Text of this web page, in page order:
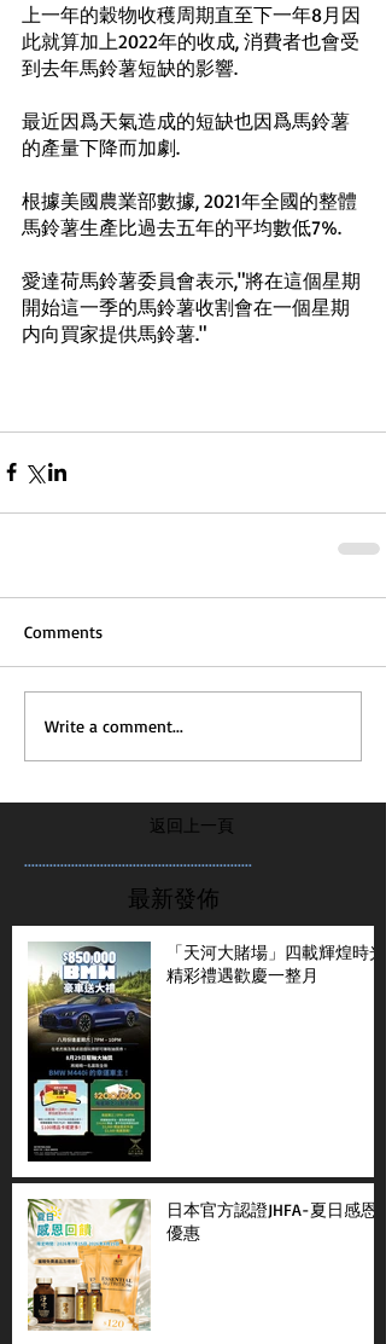
上一年的穀物收穫周期直至下一年8月因
此就算加上2022年的收成, 消費者也會受
到去年馬鈴薯短缺的影響.
最近因爲天氣造成的短缺也因爲馬鈴薯
的產量下降而加劇.
根據美國農業部數據, 2021年全國的整體
馬鈴薯生產比過去五年的平均數低7%.
愛達荷馬鈴薯委員會表示,"將在這個星期
開始這一季的馬鈴薯收割會在一個星期
内向買家提供馬鈴薯."
Comments
Write a comment...
返回上一頁
...............................................................
最新發佈
「天河大賭場」四載輝煌時光
精彩禮遇歡慶一整月
日本官方認證JHFA-夏日感恩
優惠